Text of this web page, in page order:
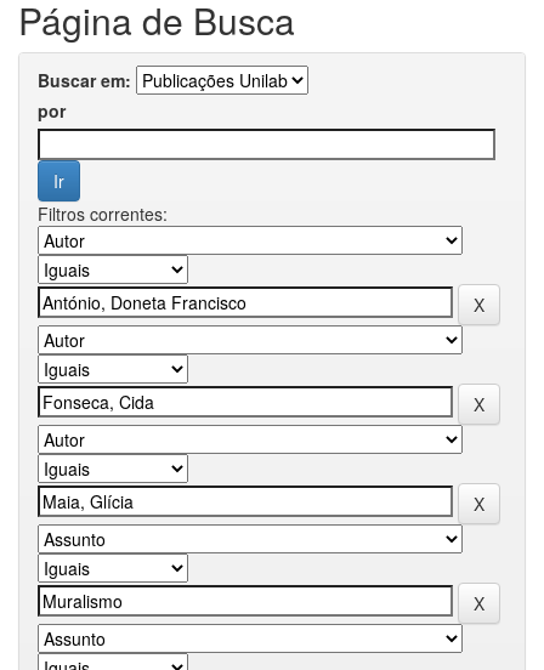
Página de Busca
Buscar em:
por
Filtros correntes: